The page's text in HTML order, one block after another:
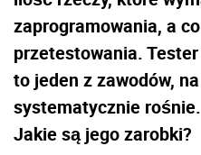
zaprogramowania, a
przetestowania.
to jeden z zawodów,
systematycznie
Jakie są jego zarobki?